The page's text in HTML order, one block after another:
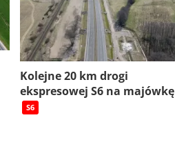
Kolejne 20 km drogi
ekspresowej S6 na majówkę
S6